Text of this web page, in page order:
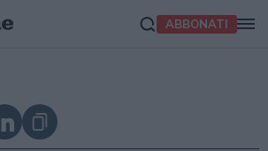
ABBONATI